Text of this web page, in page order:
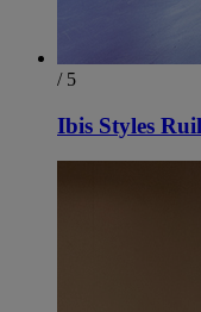
/ 5
Ibis Styles